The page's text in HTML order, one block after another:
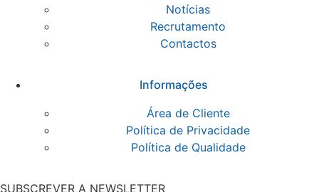
Notícias
Recrutamento
Contactos
Informações
Área de Cliente
Política de Privacidade
Política de Qualidade
SUBSCREVER A NEWSLETTER